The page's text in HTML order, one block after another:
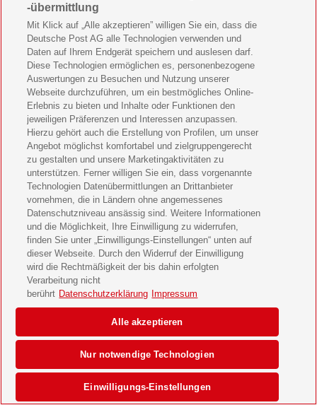
-übermittlung
Mit Klick auf „Alle akzeptieren” willigen Sie ein, dass die
Deutsche Post AG alle Technologien verwenden und
Daten auf Ihrem Endgerät speichern und auslesen darf.
Diese Technologien ermöglichen es, personenbezogene
Auswertungen zu Besuchen und Nutzung unserer
Webseite durchzuführen, um ein bestmögliches Online-
Erlebnis zu bieten und Inhalte oder Funktionen den
jeweiligen Präferenzen und Interessen anzupassen.
Hierzu gehört auch die Erstellung von Profilen, um unser
Angebot möglichst komfortabel und zielgruppengerecht
zu gestalten und unsere Marketingaktivitäten zu
unterstützen. Ferner willigen Sie ein, dass vorgenannte
Technologien Datenübermittlungen an Drittanbieter
vornehmen, die in Ländern ohne angemessenes
Datenschutzniveau ansässig sind. Weitere Informationen
und die Möglichkeit, Ihre Einwilligung zu widerrufen,
finden Sie unter „Einwilligungs-Einstellungen“ unten auf
dieser Webseite. Durch den Widerruf der Einwilligung
wird die Rechtmäßigkeit der bis dahin erfolgten
Verarbeitung nicht
berührt Datenschutzerklärung Impressum
Einwilligungs-Einstellungen
Nur notwendige Technologien
Alle akzeptieren